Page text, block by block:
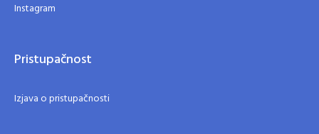
Instagram
Pristupačnost
Izjava o pristupačnosti